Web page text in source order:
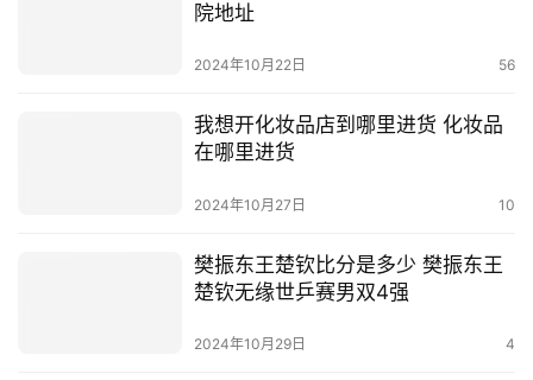
院地址
2024年10月22日 56
我想开化妆品店到哪里进货 化妆品
在哪里进货
2024年10月27日 10
樊振东王楚钦比分是多少 樊振东王
楚钦无缘世乒赛男双4强
2024年10月29日 4